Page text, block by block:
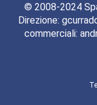
© 2008-2024
Direzione:
commerciali: